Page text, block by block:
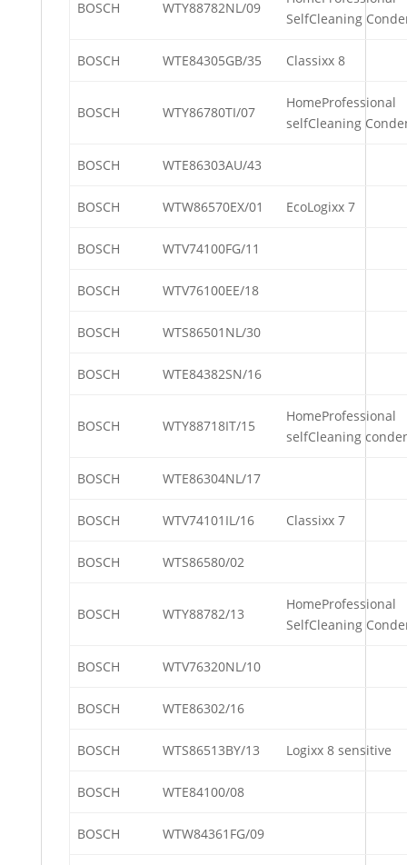
BOSCH WTY88782NL/09
SelfCleaning
BOSCH WTE84305GB/35 Classixx 8
BOSCH WTY86780TI/07
HomeProfessional
selfCleaning
BOSCH WTE86303AU/43
BOSCH WTW86570EX/01 EcoLogixx 7
BOSCH WTV74100FG/11
BOSCH WTV76100EE/18
BOSCH WTS86501NL/30
BOSCH WTE84382SN/16
BOSCH WTY88718IT/15
HomeProfessional
selfCleaning
BOSCH WTE86304NL/17
BOSCH WTV74101IL/16 Classixx 7
BOSCH WTS86580/02
BOSCH WTY88782/13
HomeProfessional
SelfCleaning
BOSCH WTV76320NL/10
BOSCH WTE86302/16
BOSCH WTS86513BY/13 Logixx 8 sensitive
BOSCH WTE84100/08
BOSCH WTW84361FG/09